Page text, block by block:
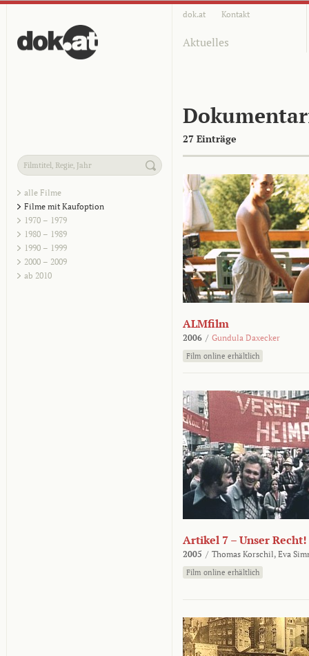
dok.at Kontakt
Aktuelles
27 Einträge
alle Filme
Filme mit Kaufoption
1970 – 1979
1980 – 1989
1990 – 1999
2000 – 2009
ab 2010
ALMfilm
2006 / Gundula Daxecker
Film online erhältlich
Artikel 7 – Unser Recht!
2005 / Thomas Korschil, Eva
Film online erhältlich